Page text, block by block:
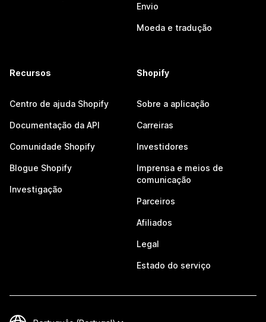
Envio
Moeda e tradução
Recursos
Centro de ajuda Shopify
Documentação da API
Comunidade Shopify
Blogue Shopify
Investigação
Shopify
Sobre a aplicação
Carreiras
Investidores
Imprensa e meios de
comunicação
Parceiros
Afiliados
Legal
Estado do serviço